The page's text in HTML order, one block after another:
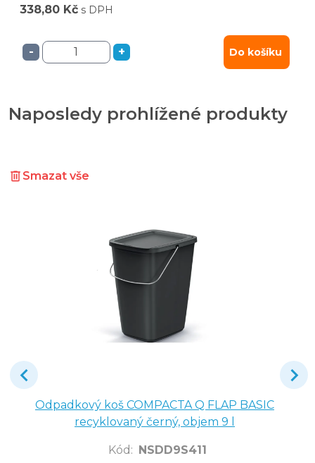
338,80 Kč s DPH
- + Do košíku
Naposledy prohlížené produkty
Smazat vše
Odpadkový koš COMPACTA Q FLAP BASIC
recyklovaný černý, objem 9 l
Kód : NSDD9S411